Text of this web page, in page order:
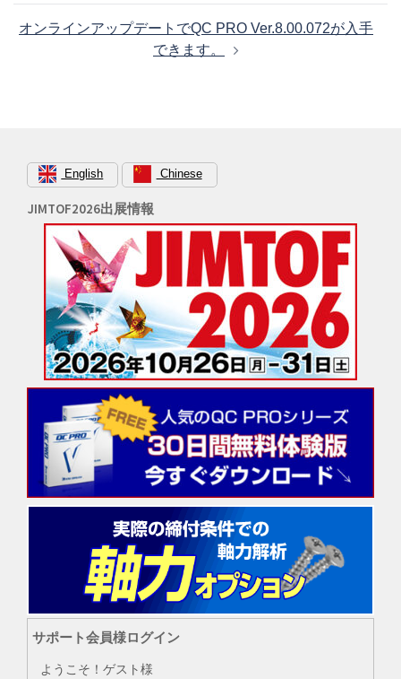
ゲ
オンラインアップデートでQC PRO Ver.8.00.072が入手
できます。
English Chinese
JIMTOF2026出展情報
サポート会員様ログイン
ようこそ！ゲスト様